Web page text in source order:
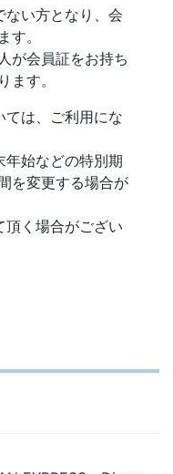
ない方となり、会
す。
が会員証をお持ち
ます。
ては、ご利用にな
年始などの特別期
を変更する場合が
頂く場合がござい